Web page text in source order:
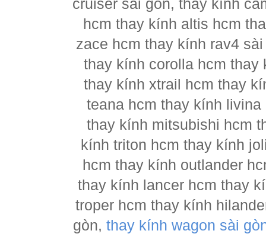
cruiser sài gòn, thay kính
hcm thay kính altis hcm
zace hcm thay kính rav4
thay kính corolla hcm
thay kính xtrail hcm thay
teana hcm thay kính
thay kính mitsubishi hcm
kính triton hcm thay kính
hcm thay kính outlander
thay kính lancer hcm thay
troper hcm thay kính
gòn, thay kính wagon sài